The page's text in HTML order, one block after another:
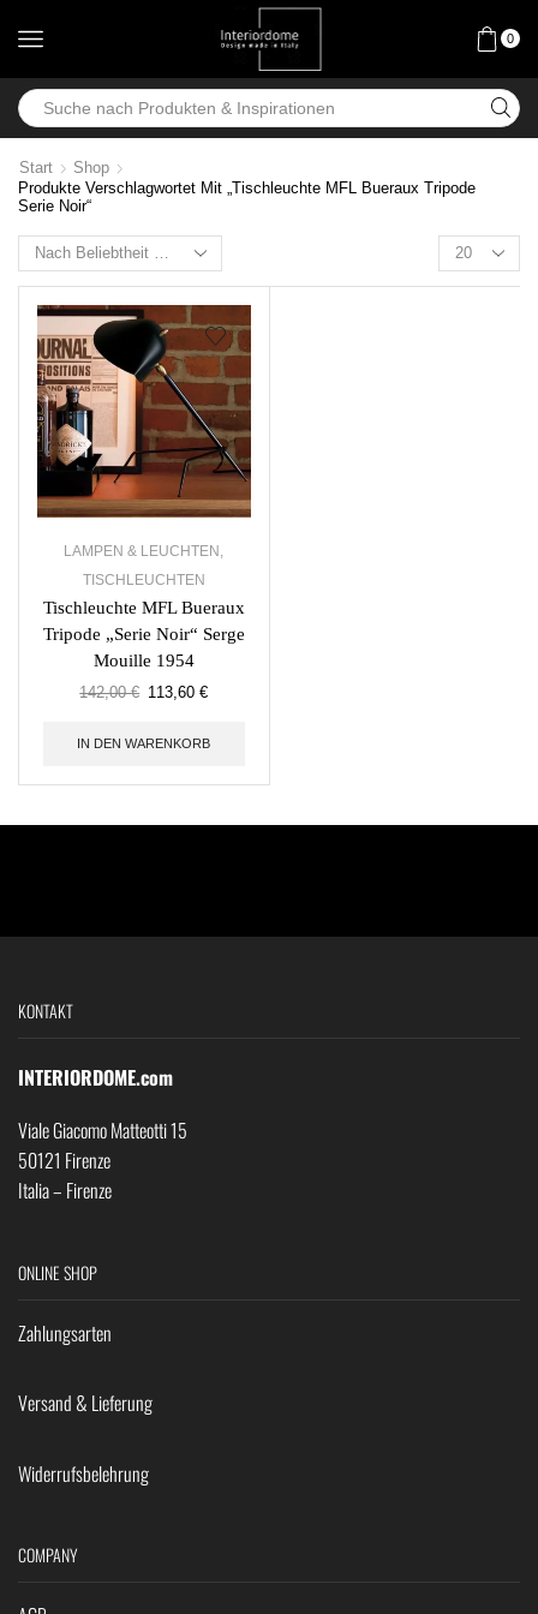
0
Start
Shop
Produkte Verschlagwortet Mit „Tischleuchte MFL Bueraux Tripode
Serie Noir“
LAMPEN & LEUCHTEN ,
TISCHLEUCHTEN
Tischleuchte MFL Bueraux
Tripode „Serie Noir“ Serge
Mouille 1954
142,00€ 113,60€
IN DEN WARENKORB
KONTAKT
INTERIORDOME.com
Viale Giacomo Matteotti 15
50121 Firenze
Italia – Firenze
ONLINE SHOP
Zahlungsarten
Versand & Lieferung
Widerrufsbelehrung
COMPANY